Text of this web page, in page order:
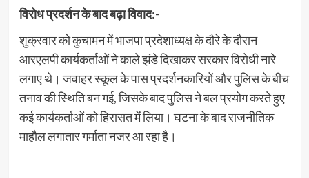
विरोध प्रदर्शन के बाद बढ़ा विवाद:-
शुक्रवार को कुचामन में भाजपा प्रदेशाध्यक्ष के दौरे के दौरान
आरएलपी कार्यकर्ताओं ने काले झंडे दिखाकर सरकार विरोधी नारे
लगाए थे। जवाहर स्कूल के पास प्रदर्शनकारियों और पुलिस के बीच
तनाव की स्थिति बन गई, जिसके बाद पुलिस ने बल प्रयोग करते हुए
कई कार्यकर्ताओं को हिरासत में लिया। घटना के बाद राजनीतिक
माहौल लगातार गर्माता नजर आ रहा है।